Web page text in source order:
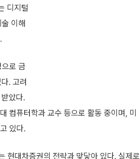
디지털
이해
로 금
. 고려
았다.
컴퓨터학과 교수 등으로 활동 중이며, 미
있다.
현대차증권의 전략과 맞닿아 있다. 실제로